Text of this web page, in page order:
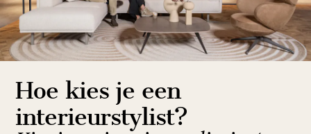
Hoe kies je een
interieurstylist?